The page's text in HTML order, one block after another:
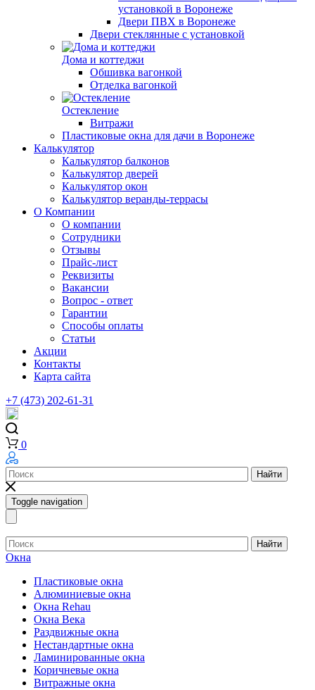
установкой в Воронеже
Двери ПВХ в Воронеже
Двери стеклянные с установкой
Дома и коттеджи
Обшивка вагонкой
Отделка вагонкой
Остекление
Витражи
Пластиковые окна для дачи в Воронеже
Калькулятор
Калькулятор балконов
Калькулятор дверей
Калькулятор окон
Калькулятор веранды-террасы
О Компании
О компании
Сотрудники
Отзывы
Прайс-лист
Реквизиты
Вакансии
Вопрос - ответ
Гарантии
Способы оплаты
Статьи
Акции
Контакты
Карта сайта
+7 (473) 202-61-31
0
Найти
Toggle navigation
Найти
Окна
Пластиковые окна
Алюминиевые окна
Окна Rehau
Окна Века
Раздвижные окна
Нестандартные окна
Ламинированные окна
Коричневые окна
Витражные окна